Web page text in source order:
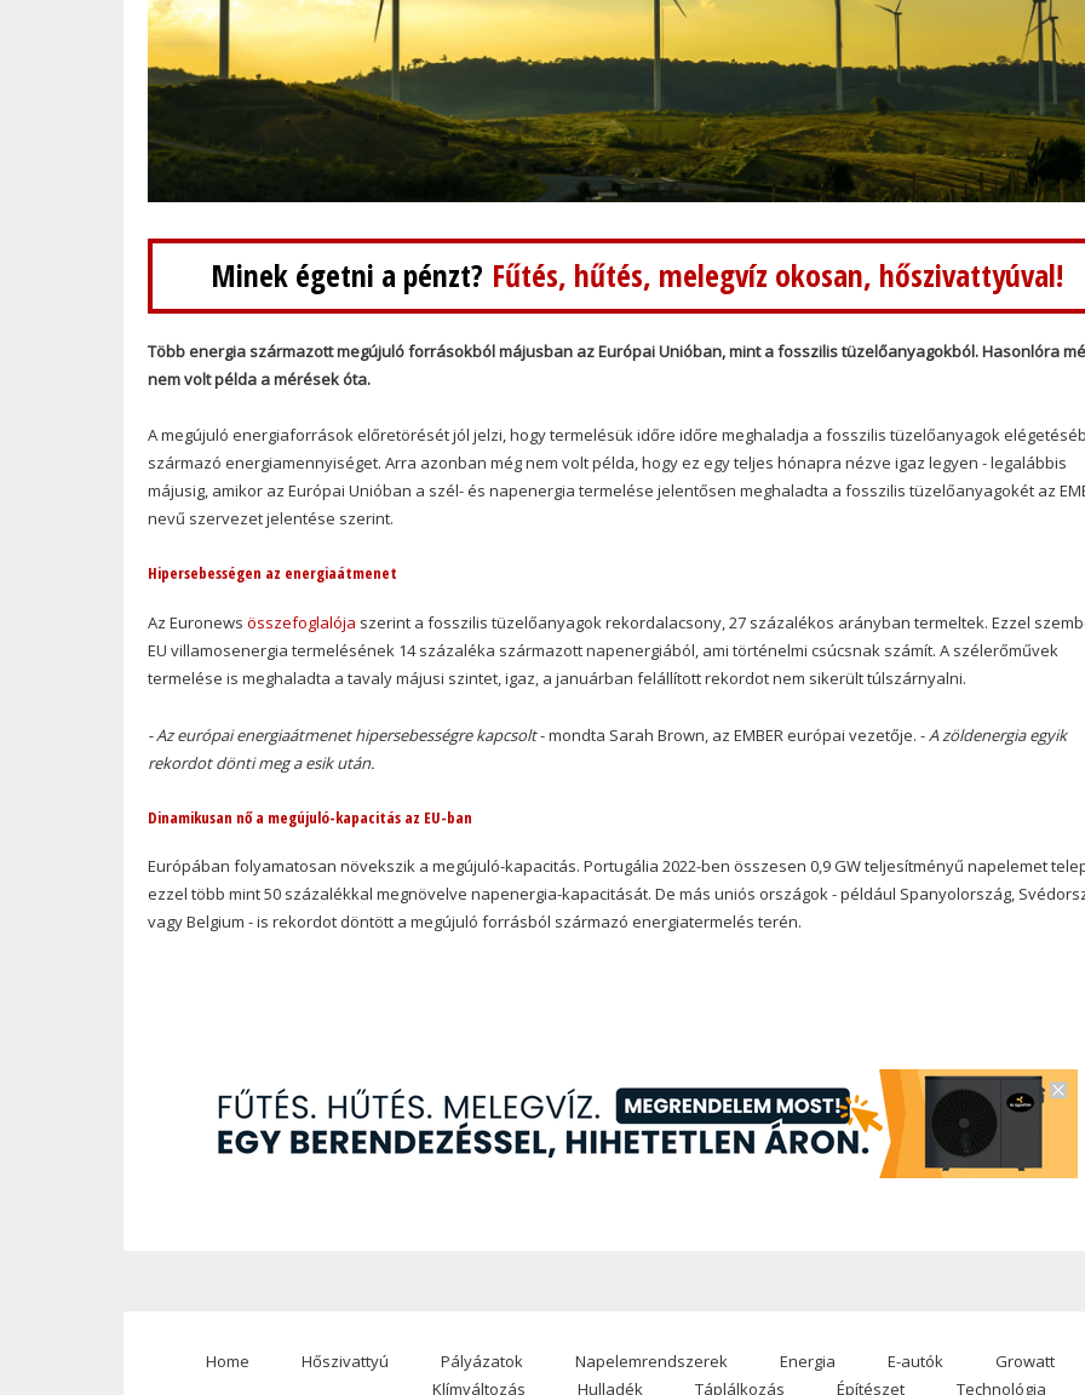
Minek égetni a pénzt? Fűtés, hűtés, melegvíz okosan, hőszivattyúval!
Több energia származott megújuló forrásokból májusban az Európai Unióban, mint a fosszilis tüzelőanyagokból. Hasonlóra
nem volt példa a mérések óta.
A megújuló energiaforrások előretörését jól jelzi, hogy termelésük időre időre meghaladja a fosszilis tüzelőanyagok
származó energiamennyiséget. Arra azonban még nem volt példa, hogy ez egy teljes hónapra nézve igaz legyen - legalábbis
májusig, amikor az Európai Unióban a szél- és napenergia termelése jelentősen meghaladta a fosszilis tüzelőanyagokét az
nevű szervezet jelentése szerint.
Hipersebességen az energiaátmenet
Az Euronews összefoglalója szerint a fosszilis tüzelőanyagok rekordalacsony, 27 százalékos arányban termeltek. Ezzel
EU villamosenergia termelésének 14 százaléka származott napenergiából, ami történelmi csúcsnak számít. A szélerőművek
termelése is meghaladta a tavaly májusi szintet, igaz, a januárban felállított rekordot nem sikerült túlszárnyalni.
- Az európai energiaátmenet hipersebességre kapcsolt- mondta Sarah Brown, az EMBER európai vezetője. -A zöldenergia egyik
rekordot dönti meg a esik után.
Dinamikusan nő a megújuló-kapacitás az EU-ban
Európában folyamatosan növekszik a megújuló-kapacitás. Portugália 2022-ben összesen 0,9 GW teljesítményű napelemet
ezzel több mint 50 százalékkal megnövelve napenergia-kapacitását. De más uniós országok - például Spanyolország,
vagy Belgium - is rekordot döntött a megújuló forrásból származó energiatermelés terén.
Home Hőszivattyú Pályázatok Napelemrendszerek Energia E-autók Growatt
Klímváltozás
Hulladék Táplálkozás Építészet Technológia